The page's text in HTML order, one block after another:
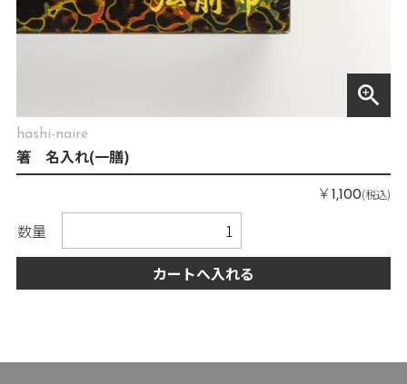
zoom_in
hashi-naire
箸 名入れ(一膳)
￥1,100(税込)
数量
カートへ入れる